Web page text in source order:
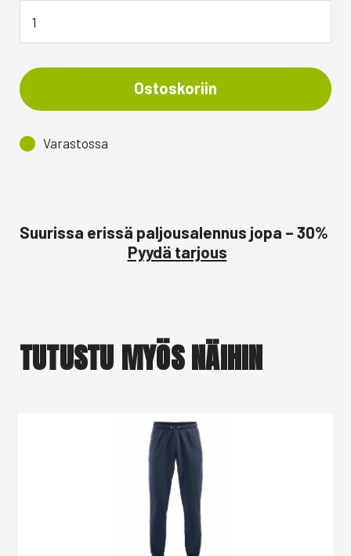
Ostoskoriin
Varastossa
Suurissa erissä paljousalennus jopa – 30%
Pyydä tarjous
TUTUSTU MYÖS NÄIHIN